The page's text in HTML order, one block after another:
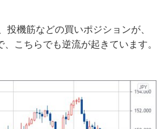
機筋などの買いポジションが、
こちらでも逆流が起きています。